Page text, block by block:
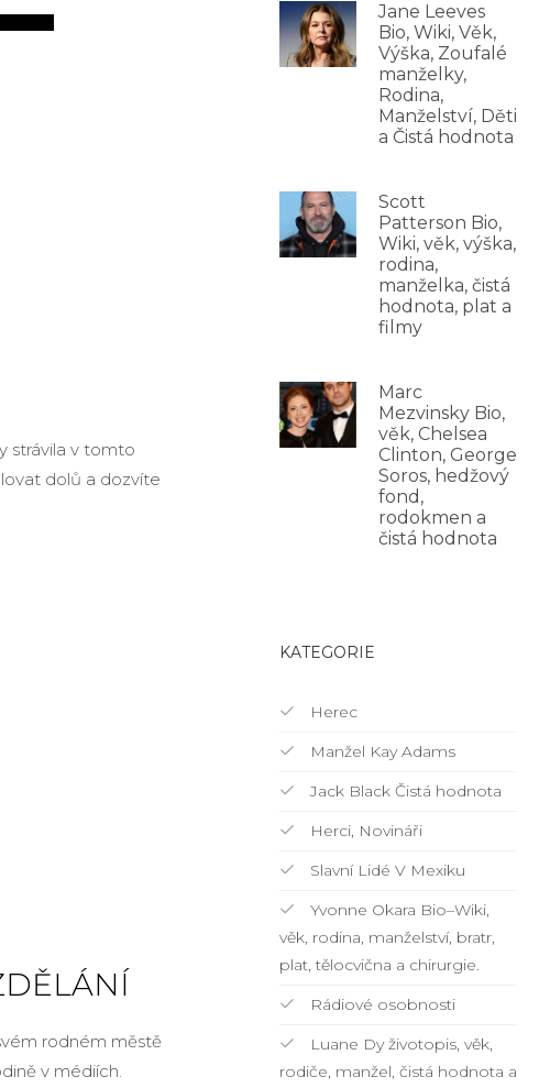
strávila v tomto
dolů a dozvíte
rodném městě
v médiích.
Jane Leeves
Bio, Wiki, Věk,
Výška, Zoufalé
manželky,
Rodina,
Manželství, Děti
a Čistá hodnota
Scott
Patterson Bio,
Wiki, věk, výška,
rodina,
manželka, čistá
hodnota, plat a
filmy
Marc
Mezvinsky Bio,
věk, Chelsea
Clinton, George
Soros, hedžový
fond,
rodokmen a
čistá hodnota
KATEGORIE
Herec
Manžel Kay Adams
Jack Black Čistá hodnota
Herci, Novináři
Slavní Lidé V Mexiku
Yvonne Okara Bio–Wiki,
věk, rodina, manželství, bratr,
plat, tělocvična a chirurgie.
Rádiové osobnosti
Luane Dy životopis, věk,
rodiče, manžel, čistá hodnota a